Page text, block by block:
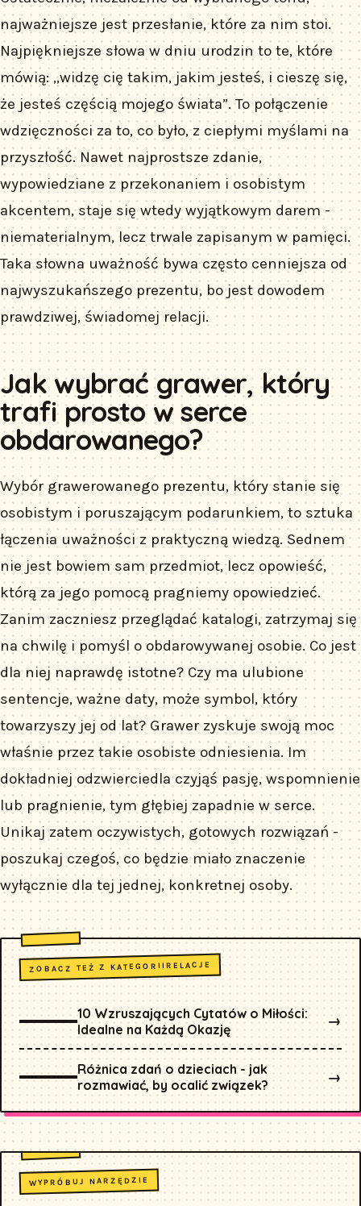
najważniejsze jest przesłanie, które za nim stoi.
Najpiękniejsze słowa w dniu urodzin to te, które
mówią: „widzę cię takim, jakim jesteś, i cieszę się,
że jesteś częścią mojego świata”. To połączenie
wdzięczności za to, co było, z ciepłymi myślami na
przyszłość. Nawet najprostsze zdanie,
wypowiedziane z przekonaniem i osobistym
akcentem, staje się wtedy wyjątkowym darem -
niematerialnym, lecz trwale zapisanym w pamięci.
Taka słowna uważność bywa często cenniejsza od
najwyszukańszego prezentu, bo jest dowodem
prawdziwej, świadomej relacji.
Jak wybrać grawer, który
trafi prosto w serce
obdarowanego?
Wybór grawerowanego prezentu, który stanie się
osobistym i poruszającym podarunkiem, to sztuka
łączenia uważności z praktyczną wiedzą. Sednem
nie jest bowiem sam przedmiot, lecz opowieść,
którą za jego pomocą pragniemy opowiedzieć.
Zanim zaczniesz przeglądać katalogi, zatrzymaj się
na chwilę i pomyśl o obdarowywanej osobie. Co jest
dla niej naprawdę istotne? Czy ma ulubione
sentencje, ważne daty, może symbol, który
towarzyszy jej od lat? Grawer zyskuje swoją moc
właśnie przez takie osobiste odniesienia. Im
dokładniej odzwierciedla czyjąś pasję, wspomnienie
lub pragnienie, tym głębiej zapadnie w serce.
Unikaj zatem oczywistych, gotowych rozwiązań -
poszukaj czegoś, co będzie miało znaczenie
wyłącznie dla tej jednej, konkretnej osoby.
ZOBACZ TEŻ Z KATEGORIIRELACJE
10 Wzruszających Cytatów o Miłości:
Idealne na Każdą Okazję
→
Różnica zdań o dzieciach - jak
rozmawiać, by ocalić związek?
→
WYPRÓBUJ NARZĘDZIE